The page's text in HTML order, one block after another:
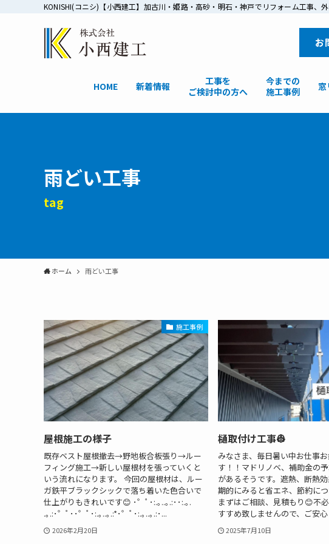
KONISHI(コニシ)【小西建工】加古川・姫路・高砂・明石・神戸でリフォーム工事、
お
HOME 新着情報
工事を
ご検討中の方へ
今までの
施工事例
雨どい工事
tag
ホーム 雨どい工事
施工事例
屋根施工の様子
既存ベスト屋根撤去→野地板合板張り→ルー
フィング施工→新しい屋根材を張っていくと
いう流れになります。 今回の屋根材は、ルー
ガ鉄平ブラックシックで落ち着いた色合いで
仕上がりもきれいです😊 ･゜ﾟ･:.｡..｡.:･･:.｡.
.｡.:･゜ﾟ･･゜ﾟ･:.｡..｡.:*･゜ﾟ･:.｡..｡.:･...
2026年2月20日
樋取付け工事👷
みなさま、毎日暑い中お仕事
す！！マドリノベ、補助金の
があるそうです。遮熱、断熱
期的にみると省エネ、節約につ
まずはご相談、見積もり😊不
すすめ致しませんので、ご安
2025年7月10日